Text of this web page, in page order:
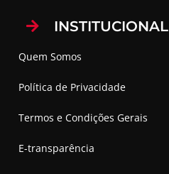
INSTITUCIONAL
Quem Somos
Política de Privacidade
Termos e Condições Gerais
E-transparência